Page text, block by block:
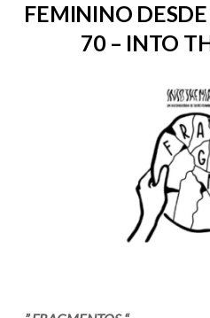
FEMININO
70 – INTO